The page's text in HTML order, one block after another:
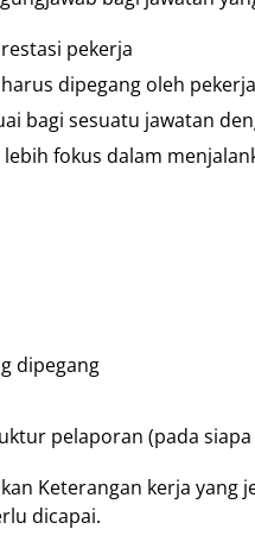
pekerja
dipegang oleh pekerja
bagi sesuatu jawatan
fokus dalam
dipegang
pelaporan (pada
Keterangan kerja yang
dicapai.